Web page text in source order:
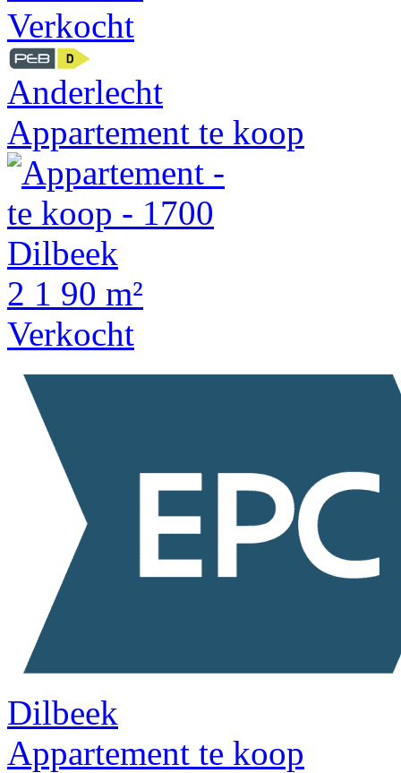
Verkocht
Anderlecht
Appartement te koop
2 1 90 m²
Verkocht
Dilbeek
Appartement te koop